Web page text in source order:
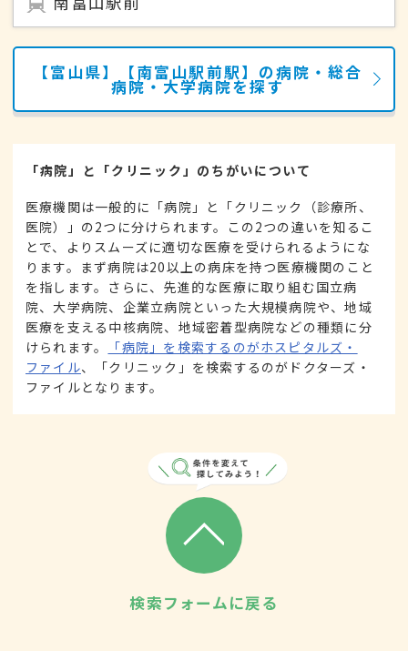
【富山県】【南富山駅前駅】の病院・総合
病院・大学病院を探す
「病院」と「クリニック」のちがいについて
医療機関は一般的に「病院」と「クリニック（診療所、
医院）」の2つに分けられます。この2つの違いを知るこ
とで、よりスムーズに適切な医療を受けられるようにな
ります。まず病院は20以上の病床を持つ医療機関のこと
を指します。さらに、先進的な医療に取り組む国立病
院、大学病院、企業立病院といった大規模病院や、地域
医療を支える中核病院、地域密着型病院などの種類に分
けられます。
「病院」を検索するのがホスピタルズ・
ファイル、「クリニック」を検索するのがドクターズ・
ファイルとなります。
検索フォームに戻る